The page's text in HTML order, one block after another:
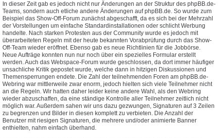
In dieser Zeit gab es jedoch nicht nur Änderungen an der Struktur des phpBB.de-
Teams, sondern auch etliche andere Änderungen auf phpBB.de. So wurde zum
Beispiel das Show-Off-Forum zunächst abgeschafft, da es sich bei der Mehrzahl
der Vorstellungen um einfache Standardinstallationen oder schlicht Werbung
handelte. Nach starken Protesten aus der Community wurde es jedoch mit
überarbeiteten Regeln mit der heute bekannten Vorabprüfung durch das Show-
Off-Team wieder eröffnet. Ebenso gab es neue Richtlinien für die Jobbörse.
Neue Aufträge konnten nun nur noch über ein spezielles Formular erstellt
werden. Auch das Webspace-Forum wurde geschlossen, da dort immer häufiger
unsachliche Kritik gepostet wurde, welche dann in hitzigen Diskussionen und
Themensperrungen endete. Die Zahl der teilnehmenden Foren am phpBB.de-
Webring war mittlerweile zwar enorm, jedoch hielten sich viele Teilnehmer nicht
an die Regeln. Wir hatten daher leider keine andere Wahl, als den Webring
wieder abzuschaffen, da eine ständige Kontrolle aller Teilnehmer zeitlich nicht
möglich war. Außerdem sahen wir uns dazu gezwungen, Signaturen auf 3 Zeilen
zu begrenzen und Bilder in diesen komplett zu verbieten. Die Anzahl der
Benutzer mit riesigen Signaturen, die mehrere und/oder animierte Banner
enthielten, nahm einfach überhand.